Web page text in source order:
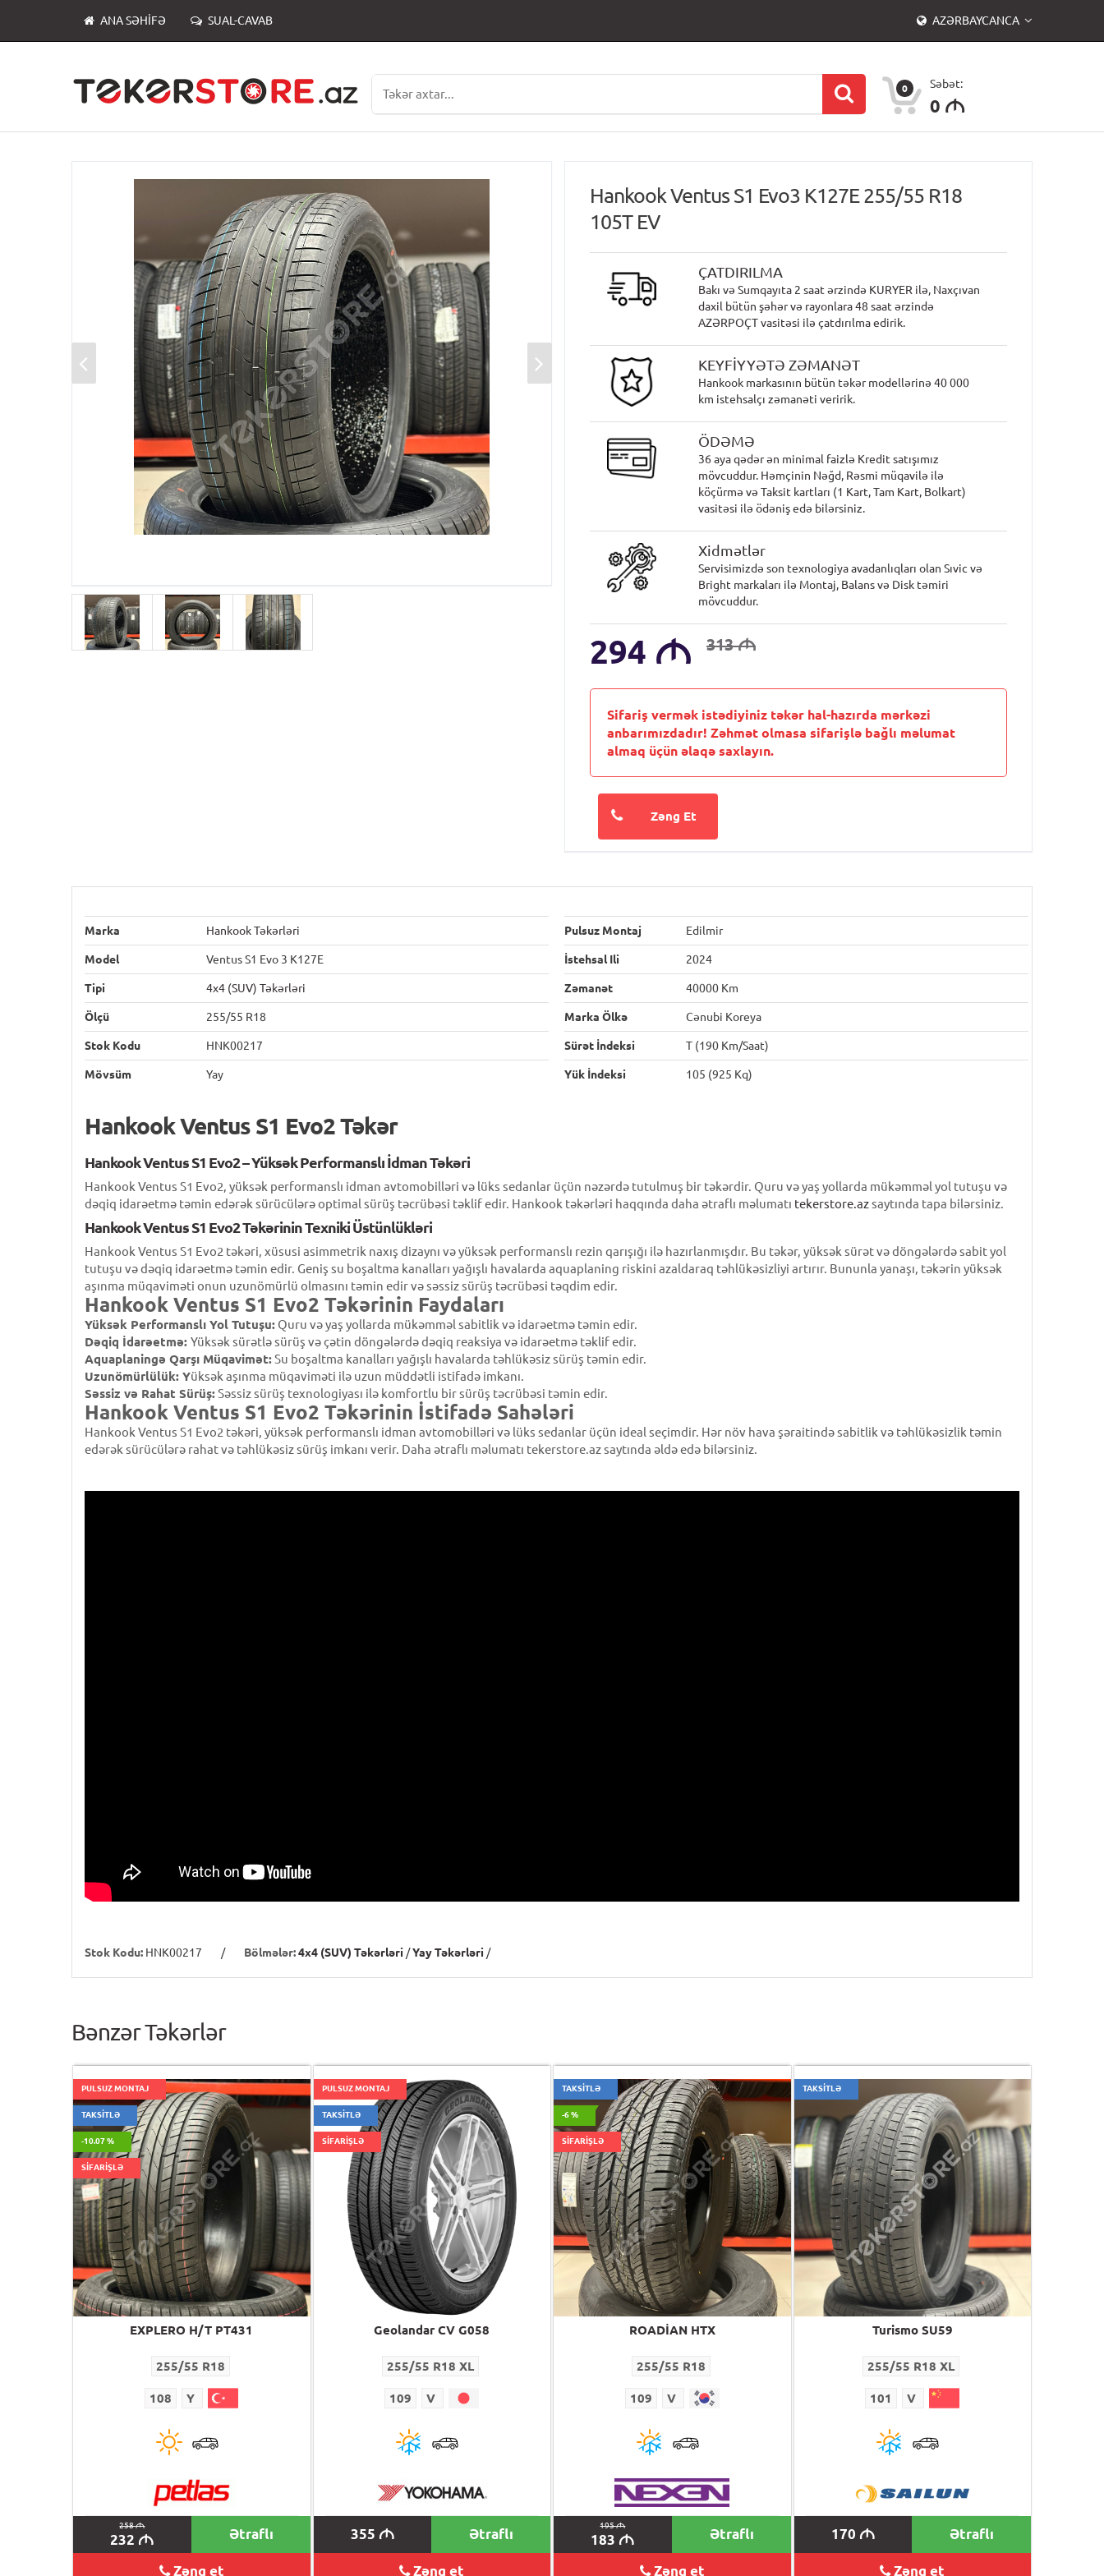
ANA SƏHIFƏ SUAL-CAVAB AZƏRBAYCANCA
0 Səbət:
0 M
Hankook Ventus S1 Evo3 K127E 255/55 R18
105T EV
ÇATDIRILMA
Bakı və Sumqayıta 2 saat ərzində KURYER ilə, Naxçıvan
daxil bütün şəhər və rayonlara 48 saat ərzində
AZƏRPOÇT vasitəsi ilə çatdırılma edirik.
KEYFİYYƏTƏ ZƏMANƏT
Hankook markasının bütün təkər modellərinə 40 000
km istehsalçı zəmanəti veririk.
ÖDƏMƏ
36 aya qədər ən minimal faizlə Kredit satışımız
mövcuddur. Həmçinin Nəğd, Rəsmi müqavilə ilə
köçürmə və Taksit kartları (1 Kart, Tam Kart, Bolkart)
vasitəsi ilə ödəniş edə bilərsiniz.
Xidmətlər
Servisimizdə son texnologiya avadanlıqları olan Sıvic və
Bright markaları ilə Montaj, Balans və Disk təmiri
mövcuddur.
294 M 313M
Sifariş vermək istədiyiniz təkər hal-hazırda mərkəzi
anbarımızdadır! Zəhmət olmasa sifarişlə bağlı məlumat
almaq üçün əlaqə saxlayın.
Zəng Et
Marka Hankook Təkərləri
Model Ventus S1 Evo 3 K127E
Tipi 4x4 (SUV) Təkərləri
Ölçü 255/55 R18
Stok Kodu HNK00217
Mövsüm Yay
Pulsuz Montaj Edilmir
İstehsal Ili 2024
Zəmanət 40000 Km
Marka Ölkə Cənubi Koreya
Sürət İndeksi T (190 Km/saat)
Yük İndeksi 105 (925 Kq)
Hankook Ventus S1 Evo2 Təkər
Hankook Ventus S1 Evo2 – Yüksək Performanslı İdman Təkəri
Hankook Ventus S1 Evo2, yüksək performanslı idman avtomobilləri və lüks sedanlar üçün nəzərdə tutulmuş bir təkərdir. Quru və yaş yollarda mükəmməl yol tutuşu və
dəqiq idarəetmə təmin edərək sürücülərə optimal sürüş təcrübəsi təklif edir. Hankook təkərləri haqqında daha ətraflı məlumatı tekerstore.azsaytında tapa bilərsiniz.
Hankook Ventus S1 Evo2 Təkərinin Texniki Üstünlükləri
Hankook Ventus S1 Evo2 təkəri, xüsusi asimmetrik naxış dizaynı və yüksək performanslı rezin qarışığı ilə hazırlanmışdır. Bu təkər, yüksək sürət və döngələrdə sabit yol
tutuşu və dəqiq idarəetmə təmin edir. Geniş su boşaltma kanalları yağışlı havalarda aquaplaning riskini azaldaraq təhlükəsizliyi artırır. Bununla yanaşı, təkərin yüksək
aşınma müqaviməti onun uzunömürlü olmasını təmin edir və səssiz sürüş təcrübəsi təqdim edir.
Hankook Ventus S1 Evo2 Təkərinin Faydaları
Yüksək Performanslı Yol Tutuşu: Quru və yaş yollarda mükəmməl sabitlik və idarəetmə təmin edir.
Dəqiq İdarəetmə: Yüksək sürətlə sürüş və çətin döngələrdə dəqiq reaksiya və idarəetmə təklif edir.
Aquaplaningə Qarşı Müqavimət:Su boşaltma kanalları yağışlı havalarda təhlükəsiz sürüş təmin edir.
Uzunömürlülük: Yüksək aşınma müqaviməti ilə uzun müddətli istifadə imkanı.
Səssiz və Rahat Sürüş:Səssiz sürüş texnologiyası ilə komfortlu bir sürüş təcrübəsi təmin edir.
Hankook Ventus S1 Evo2 Təkərinin İstifadə Sahələri
Hankook Ventus S1 Evo2 təkəri, yüksək performanslı idman avtomobilləri və lüks sedanlar üçün ideal seçimdir. Hər növ hava şəraitində sabitlik və təhlükəsizlik təmin
edərək sürücülərə rahat və təhlükəsiz sürüş imkanı verir. Daha ətraflı məlumatı tekerstore.az saytında əldə edə bilərsiniz.
Stok Kodu: HNK00217 / Bölmələr:4x4 (SUV) Təkərləri /Yay Təkərləri /
Bənzər Təkərlər
PULSUZ MONTAJ
TAKSİTLƏ
-10.07 %
SİFARİŞLƏ
EXPLERO H/T PT431
255/55 R18
108 Y
258M
232 M Ətraflı
Zəng et
PULSUZ MONTAJ
TAKSİTLƏ
SİFARİŞLƏ
Geolandar CV G058
255/55 R18 XL
109 V
355 M Ətraflı
Zəng et
TAKSİTLƏ
-6 %
SİFARİŞLƏ
ROADİAN HTX
255/55 R18
109 V
195M
183 M Ətraflı
Zəng et
TAKSİTLƏ
Turismo SU59
255/55 R18 XL
101 V
170 M Ətraflı
Zəng et